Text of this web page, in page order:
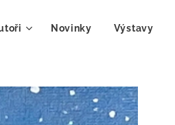
Novinky Výstavy